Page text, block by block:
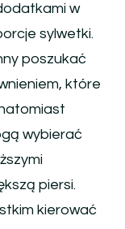
w
sylwetki.
poszukać
które
wybierać
piersi.
kierować